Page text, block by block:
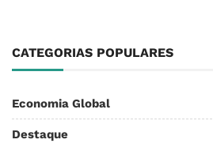
CATEGORIAS POPULARES
Economia Global
Destaque